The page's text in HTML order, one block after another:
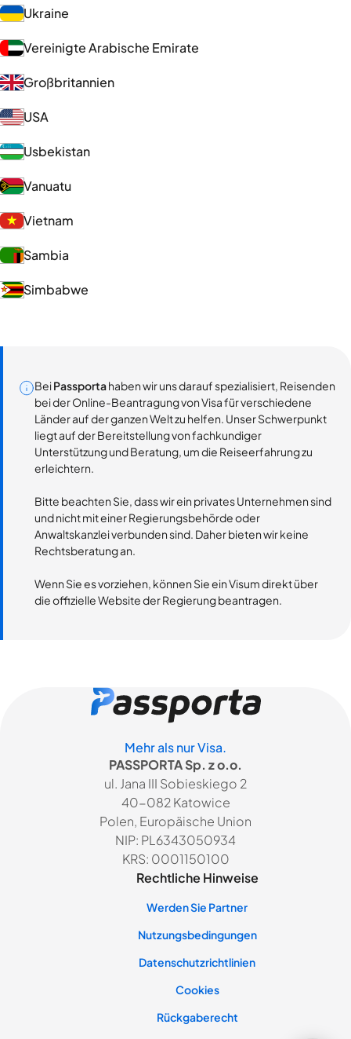
Ukraine
Vereinigte Arabische Emirate
Großbritannien
USA
Usbekistan
Vanuatu
Vietnam
Sambia
Simbabwe
BeiPassportahaben wir uns darauf spezialisiert, Reisenden
bei der Online-Beantragung von Visa für verschiedene
Länder auf der ganzen Welt zu helfen. Unser Schwerpunkt
liegt auf der Bereitstellung von fachkundiger
Unterstützung und Beratung, um die Reiseerfahrung zu
erleichtern.
Bitte beachten Sie, dass wir ein privates Unternehmen sind
und nicht mit einer Regierungsbehörde oder
Anwaltskanzlei verbunden sind. Daher bieten wir keine
Rechtsberatung an.
Wenn Sie es vorziehen, können Sie ein Visum direkt über
die offizielle Website der Regierung beantragen.
Mehr als nur Visa.
PASSPORTA Sp. z o.o.
ul. Jana III Sobieskiego 2
40-082 Katowice
Polen, Europäische Union
NIP: PL6343050934
KRS: 0001150100
Rechtliche Hinweise
Werden Sie Partner
Nutzungsbedingungen
Datenschutzrichtlinien
Cookies
Rückgaberecht